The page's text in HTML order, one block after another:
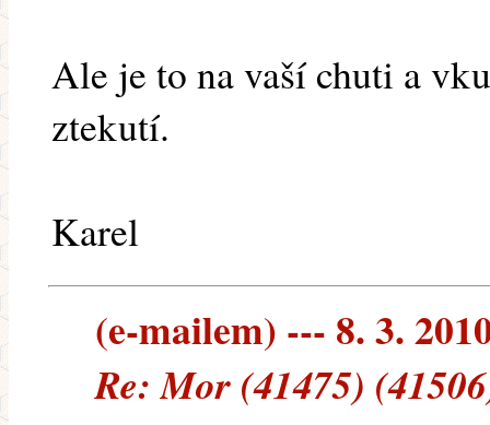
Ale je to na vaší chuti a
ztekutí.
Karel
(e-mailem) --- 8. 3.
Re: Mor (41475)